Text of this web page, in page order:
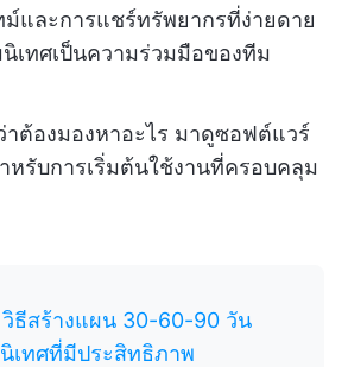
ม์และการแชร์ทรัพยากรที่ง่ายดาย
เทศเป็นความร่วมมือของทีม
ต้องมองหาอะไร มาดูซอฟต์แวร์
รับการเริ่มต้นใช้งานที่ครอบคลุม
วิธีสร้างแผน 30-60-90 วัน
เทศที่มีประสิทธิภาพ